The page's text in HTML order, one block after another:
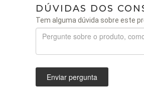
DÚVIDAS DOS
Tem alguma dúvida sobre este
Enviar pergunta